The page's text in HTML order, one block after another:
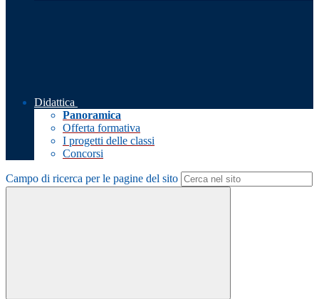
Didattica
Panoramica
Offerta formativa
I progetti delle classi
Concorsi
Campo di ricerca per le pagine del sito